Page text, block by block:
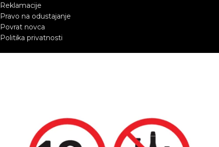
Reklamacije
Pravo na odustajanje
Povrat novca
Politika privatnosti